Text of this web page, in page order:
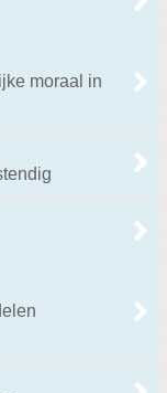
moraal in